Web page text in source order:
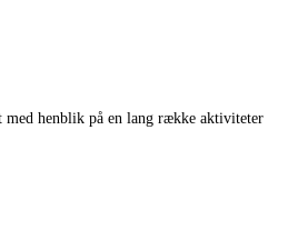
med henblik på en lang række aktiviteter